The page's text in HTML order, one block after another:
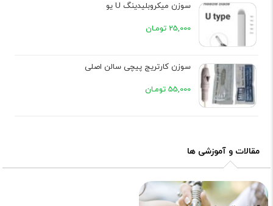
سوزن میکروبلیدینگ U یو
25,000 تومـان
سوزن کارتریج پیچی سالن اصلی
55,000 تومـان
مقالات و آموزشی ها